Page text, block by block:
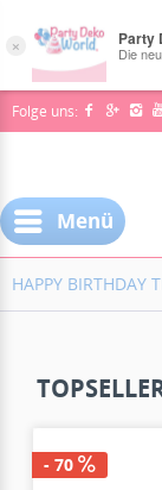
Folge uns:
Menü
HAPPY BIRTHDAY
- 70